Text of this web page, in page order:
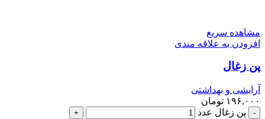
مشاهده سریع
افزودن به علاقه مندی
پن زغال
آرایشی و بهداشتی
۱۹۶,۰۰۰ تومان
پن زغال عدد